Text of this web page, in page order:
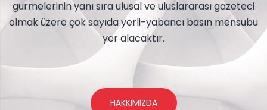
gurmelerinin yanı sıra ulusal ve uluslararası gazeteci
olmak üzere çok sayıda yerli-yabancı basın mensubu
yer alacaktır.
HAKKIMIZDA